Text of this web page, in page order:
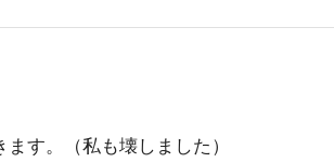
す。（私も壊しました）